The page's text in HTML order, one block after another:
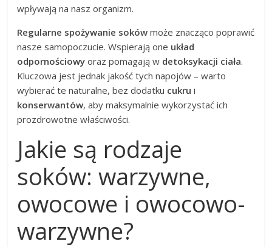
wpływają na nasz organizm.
Regularne spożywanie soków może znacząco poprawić
nasze samopoczucie. Wspierają one układ
odpornościowy oraz pomagają w detoksykacji ciała.
Kluczowa jest jednak jakość tych napojów – warto
wybierać te naturalne, bez dodatku cukru i
konserwantów, aby maksymalnie wykorzystać ich
prozdrowotne właściwości.
Jakie są rodzaje
soków: warzywne,
owocowe i owocowo-
warzywne?